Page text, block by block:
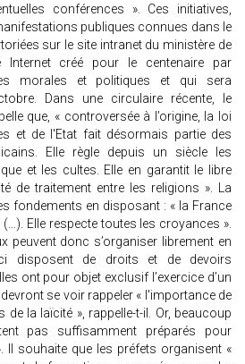
conférences ». Ces initiatives,
publiques connues dans le
sur le site intranet du ministère de
Internet créé pour le centenaire par
morales et politiques et qui sera
Dans une circulaire récente, le
que, « controversée à l’origine, la loi
et de l'Etat fait désormais partie des
Elle règle depuis un siècle les
et les cultes. Elle en garantit le libre
de traitement entre les religions ». La
fondements en disposant : « la France
(…). Elle respecte toutes les croyances ».
peuvent donc s’organiser librement en
disposent de droits et de devoirs
ont pour objet exclusif l’exercice d’un
se voir rappeler « l'importance de
de la laïcité », rappelle-t-il. Or, beaucoup
pas suffisamment préparés pour
Il souhaite que les préfets organisent «